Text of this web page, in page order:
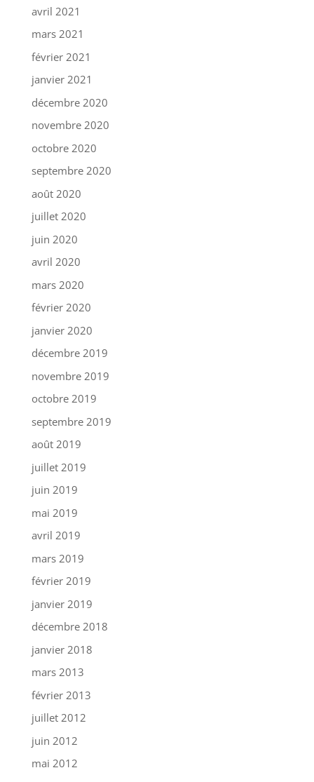
avril 2021
mars 2021
février 2021
janvier 2021
décembre 2020
novembre 2020
octobre 2020
septembre 2020
août 2020
juillet 2020
juin 2020
avril 2020
mars 2020
février 2020
janvier 2020
décembre 2019
novembre 2019
octobre 2019
septembre 2019
août 2019
juillet 2019
juin 2019
mai 2019
avril 2019
mars 2019
février 2019
janvier 2019
décembre 2018
janvier 2018
mars 2013
février 2013
juillet 2012
juin 2012
mai 2012